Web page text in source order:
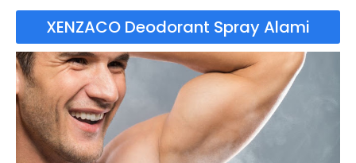
XENZACO Deodorant Spray Alami